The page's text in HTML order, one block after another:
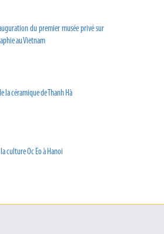
du premier musée privé sur
au Vietnam
la céramique de Thanh Hà
culture Oc Eo à Hanoi